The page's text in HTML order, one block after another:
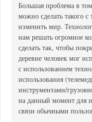
Большая проблема в
можно сделать такого
изменить мир.
нам решать огромное
сделать так, чтобы
деревне человек мог
с использованием
использования
инструментами/
на данный момент для
связи обычными